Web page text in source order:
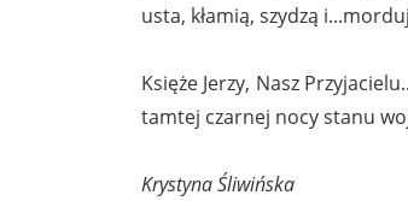
usta, kłamią, szydzą
Księże Jerzy, Nasz
tamtej czarnej nocy stanu
Krystyna Śliwińska